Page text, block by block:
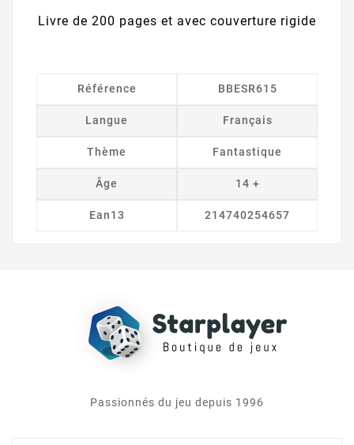
Livre de 200 pages et avec couverture rigide
Référence BBESR615
Langue Français
Thème Fantastique
Âge 14 +
Ean13 214740254657
Passionnés du jeu depuis 1996